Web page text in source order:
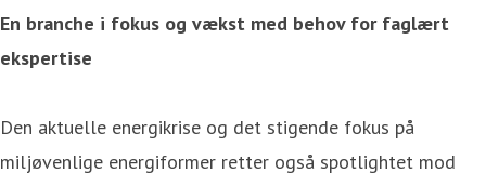
En branche i fokus og vækst med behov for faglært
ekspertise
Den aktuelle energikrise og det stigende fokus på
miljøvenlige energiformer retter også spotlightet mod